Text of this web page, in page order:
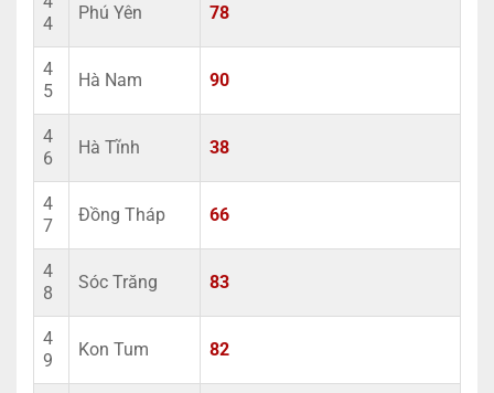
4
Phú Yên 78
4
5
Hà Nam 90
4
6
Hà Tĩnh 38
4
7
Đồng Tháp 66
4
8
Sóc Trăng 83
4
9
Kon Tum 82